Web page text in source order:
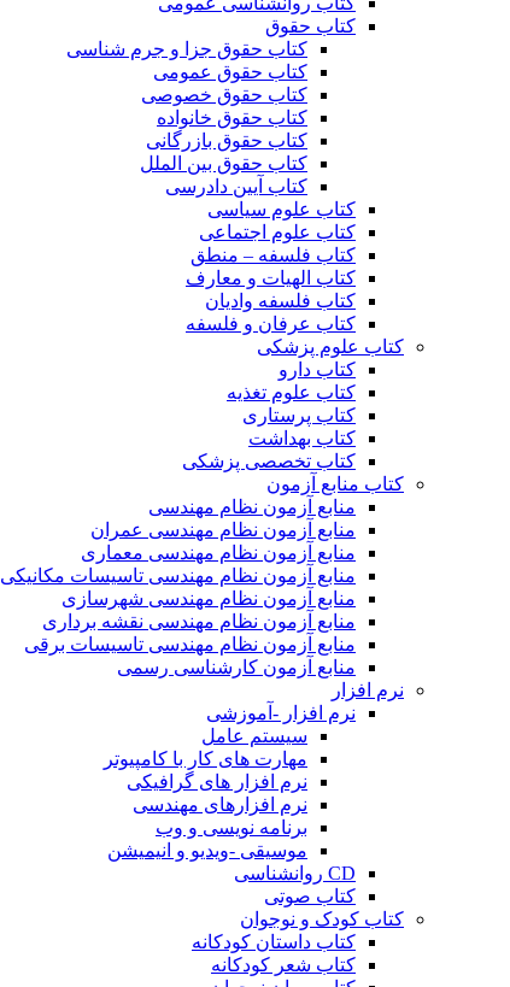
کتاب حقوق
کتاب حقوق جزا و جرم شناسی
کتاب حقوق عمومی
کتاب حقوق خصوصی
کتاب حقوق خانواده
کتاب حقوق بازرگانی
کتاب حقوق بین الملل
کتاب آیین دادرسی
کتاب علوم سیاسی
کتاب علوم اجتماعی
کتاب فلسفه – منطق
کتاب الهیات و معارف
کتاب فلسفه وادیان
کتاب عرفان و فلسفه
کتاب علوم پزشکی
کتاب دارو
کتاب علوم تغذیه
کتاب پرستاری
کتاب بهداشت
کتاب تخصصی پزشکی
کتاب منابع آزمون
منابع آزمون نظام مهندسی
منابع آزمون نظام مهندسی عمران
منابع آزمون نظام مهندسی معماری
منابع آزمون نظام مهندسی تاسیسات مکانیکی
منابع آزمون نظام مهندسی شهرسازی
منابع آزمون نظام مهندسی نقشه برداری
منابع آزمون نظام مهندسی تاسیسات برقی
منابع آزمون کارشناسی رسمی
نرم افزار
نرم افزار -آموزشی
سیستم عامل
مهارت های کار با کامپیوتر
نرم افزار های گرافیکی
نرم افزارهای مهندسی
برنامه نویسی و وب
موسیقی -ویدیو و انیمیشن
CD روانشناسی
کتاب صوتی
کتاب کودک و نوجوان
کتاب داستان کودکانه
کتاب شعر کودکانه